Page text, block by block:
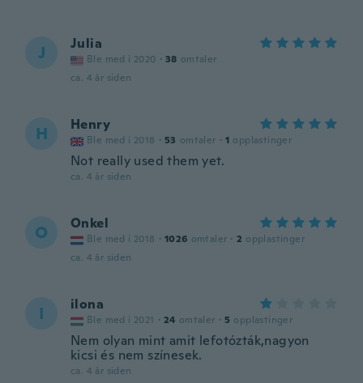
J Julia
Ble med i 2020 · 38 omtaler
ca. 4 år siden
H Henry
Ble med i 2018 · 53 omtaler · 1 opplastinger
Not really used them yet.
ca. 4 år siden
O Onkel
Ble med i 2018 · 1026 omtaler · 2 opplastinger
ca. 4 år siden
I ilona
Ble med i 2021 · 24 omtaler · 5 opplastinger
Nem olyan mint amit lefotózták,nagyon
kicsi és nem színesek.
ca. 4 år siden